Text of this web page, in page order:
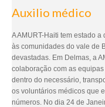
Auxilio médico
A AMURT-Haiti tem estado
às comunidades do vale de
devastadas. Em Delmas, a
colaboração com as
dentro do necessário,
os voluntários médicos que
números. No dia 24 de